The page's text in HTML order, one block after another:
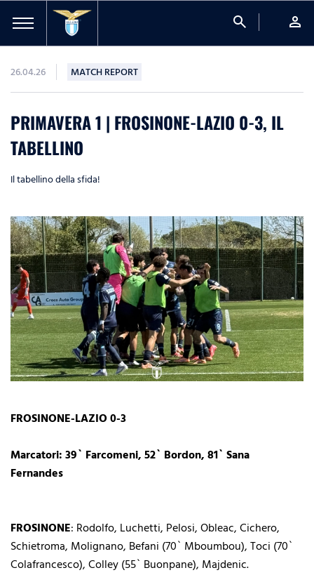
search person
26.04.26 MATCH REPORT
PRIMAVERA 1 | FROSINONE-LAZIO 0-3, IL
TABELLINO
Il tabellino della sfida!
FROSINONE-LAZIO 0-3
Marcatori: 39` Farcomeni, 52` Bordon, 81` Sana
Fernandes
FROSINONE: Rodolfo, Luchetti, Pelosi, Obleac, Cichero,
Schietroma, Molignano, Befani (70` Mboumbou), Toci (70`
Colafrancesco), Colley (55` Buonpane), Majdenic.